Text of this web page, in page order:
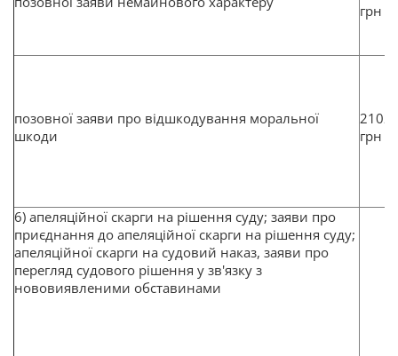
грн
позовної заяви про відшкодування моральної
шкоди
2102
грн
6) апеляційної скарги на рішення суду; заяви про
приєднання до апеляційної скарги на рішення суду;
апеляційної скарги на судовий наказ, заяви про
перегляд судового рішення у зв'язку з
нововиявленими обставинами